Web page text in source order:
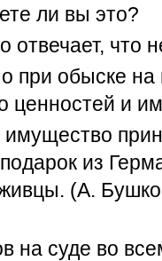
ли вы это?
что
обыске на
ценностей и
из
(А.
на суде во